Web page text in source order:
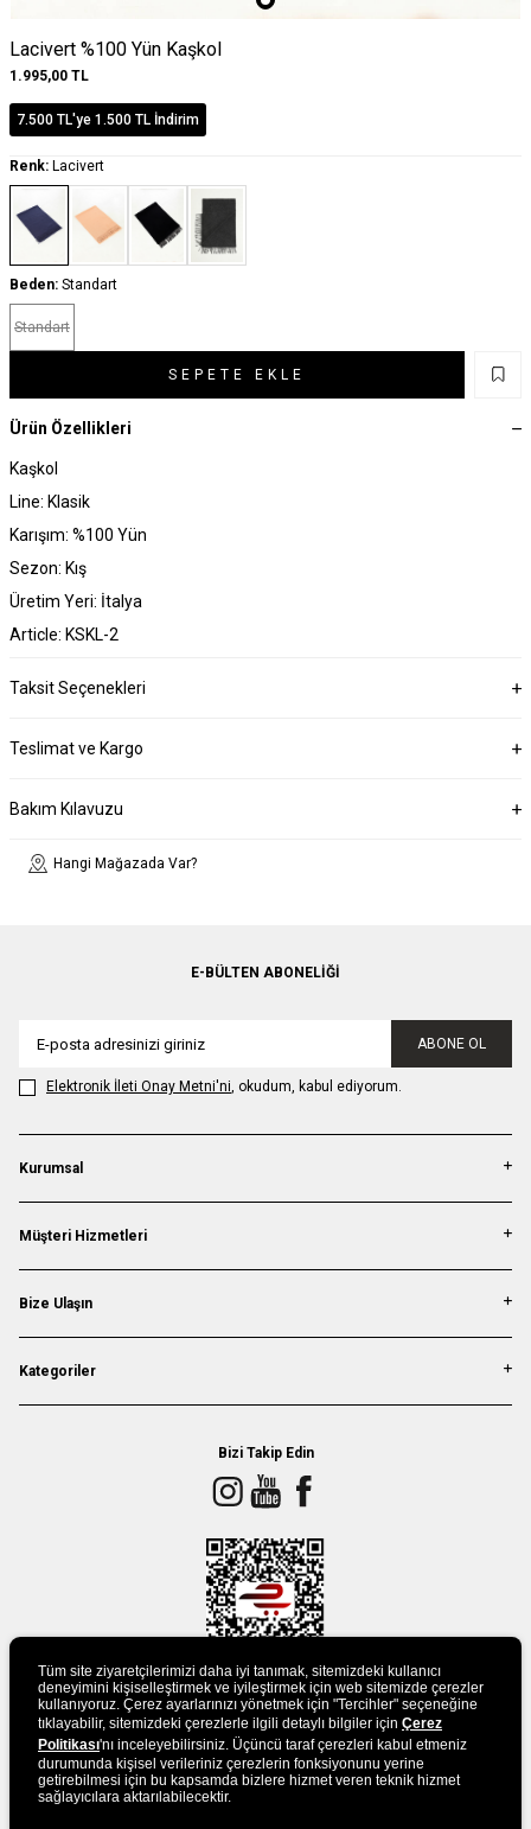
Lacivert %100 Yün Kaşkol
1.995,00 TL
7.500 TL'ye 1.500 TL İndirim
Renk: Lacivert
Beden: Standart
Standart
SEPETE EKLE
Ürün Özellikleri
Kaşkol
Line: Klasik
Karışım: %100 Yün
Sezon: Kış
Üretim Yeri: İtalya
Article: KSKL-2
Taksit Seçenekleri
Teslimat ve Kargo
Bakım Kılavuzu
Hangi Mağazada Var?
E-BÜLTEN ABONELIĞI
ABONE OL
Elektronik İleti Onay Metni'ni, okudum, kabul ediyorum.
Kurumsal
Müşteri Hizmetleri
Bize Ulaşın
Kategoriler
Bizi Takip Edin
UYGULAMAMIZI İNDİRİN
Tüm site ziyaretçilerimizi daha iyi tanımak, sitemizdeki kullanıcı
deneyimini kişiselleştirmek ve iyileştirmek için web sitemizde çerezler
kullanıyoruz. Çerez ayarlarınızı yönetmek için "Tercihler" seçeneğine
tıklayabilir, sitemizdeki çerezlerle ilgili detaylı bilgiler için Çerez
Politikası'nı inceleyebilirsiniz. Üçüncü taraf çerezleri kabul etmeniz
durumunda kişisel verileriniz çerezlerin fonksiyonunu yerine
getirebilmesi için bu kapsamda bizlere hizmet veren teknik hizmet
sağlayıcılara aktarılabilecektir.